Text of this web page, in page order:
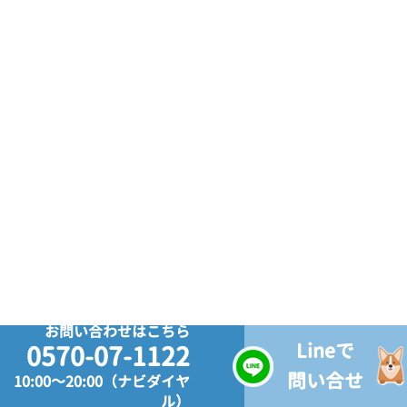
お問い合わせはこちら
0570-07-1122
10:00～20:00（ナビダイヤ
ル）
Lineで
問い合せ